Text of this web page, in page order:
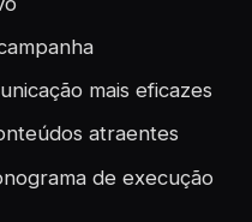
mais eficazes
atraentes
de execução